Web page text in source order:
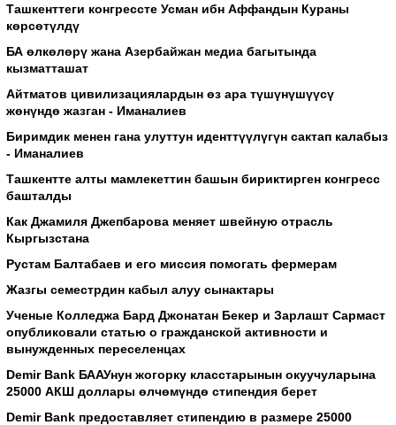
Ташкенттеги конгрессте Усман ибн Аффандын Кураны
көрсөтүлдү
БА өлкөлөрү жана Азербайжан медиа багытында
кызматташат
Айтматов цивилизациялардын өз ара түшүнүшүүсү
жөнүндө жазган - Иманалиев
Биримдик менен гана улуттун иденттүүлүгүн сактап калабыз
- Иманалиев
Ташкентте алты мамлекеттин башын бириктирген конгресс
башталды
Как Джамиля Джепбарова меняет швейную отрасль
Кыргызстана
Рустам Балтабаев и его миссия помогать фермерам
Жазгы семестрдин кабыл алуу сынактары
Ученые Колледжа Бард Джонатан Бекер и Зарлашт Сармаст
опубликовали статью о гражданской активности и
вынужденных переселенцах
Demir Bank БААУнун жогорку класстарынын окуучуларына
25000 АКШ доллары өлчөмүндө стипендия берет
Demir Bank предоставляет стипендию в размере 25000